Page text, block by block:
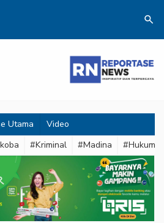
search
Utama Video
#Kriminal #Madina #Hukum